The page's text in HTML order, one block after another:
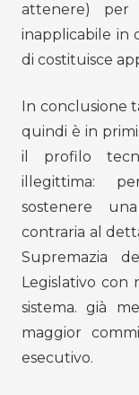
attenere)
inapplicabile in
di costituisce
In conclusione
quindi è in
il profilo
illegittima:
sostenere
contraria al
Supremazia
Legislativo
sistema. già
maggior
esecutivo.